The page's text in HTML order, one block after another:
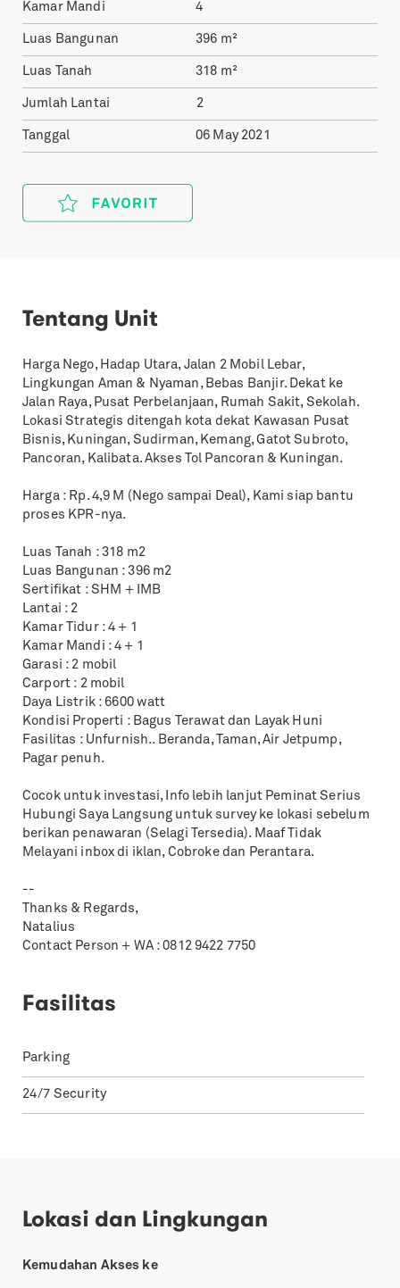
Kamar Mandi 4
Luas Bangunan 396 m²
Luas Tanah 318 m²
Jumlah Lantai 2
Tanggal 06 May 2021
Tentang Unit
Harga Nego, Hadap Utara, Jalan 2 Mobil Lebar,
Lingkungan Aman & Nyaman, Bebas Banjir. Dekat ke
Jalan Raya, Pusat Perbelanjaan, Rumah Sakit, Sekolah.
Lokasi Strategis ditengah kota dekat Kawasan Pusat
Bisnis, Kuningan, Sudirman, Kemang, Gatot Subroto,
Pancoran, Kalibata. Akses Tol Pancoran & Kuningan.
Harga : Rp. 4,9 M (Nego sampai Deal), Kami siap bantu
proses KPR-nya.
Luas Tanah : 318 m2
Luas Bangunan : 396 m2
Sertifikat : SHM + IMB
Lantai : 2
Kamar Tidur : 4 + 1
Kamar Mandi : 4 + 1
Garasi : 2 mobil
Carport : 2 mobil
Daya Listrik : 6600 watt
Kondisi Properti : Bagus Terawat dan Layak Huni
Fasilitas : Unfurnish.. Beranda, Taman, Air Jetpump,
Pagar penuh.
Cocok untuk investasi, Info lebih lanjut Peminat Serius
Hubungi Saya Langsung untuk survey ke lokasi sebelum
berikan penawaran (Selagi Tersedia). Maaf Tidak
Melayani inbox di iklan, Cobroke dan Perantara.
--
Thanks & Regards,
Natalius
Contact Person + WA : 0812 9422 7750
Fasilitas
Parking
24/7 Security
Lokasi dan Lingkungan
Kemudahan Akses ke